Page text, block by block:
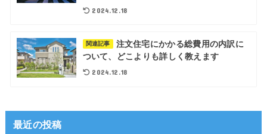
2024.12.18
関連記事
注文住宅にかかる総費用の内訳に
ついて、どこよりも詳しく教えます
2024.12.18
最近の投稿